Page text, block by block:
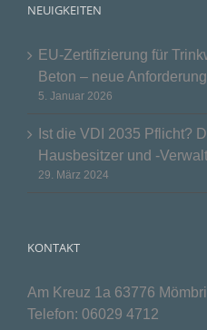
NEUIGKEITEN
EU-Zertifizierung für
Beton – neue
5. Januar 2026
Ist die VDI 2035 Pflicht?
Hausbesitzer und -
29. März 2024
KONTAKT
Am Kreuz 1a 63776
Telefon: 06029 4712